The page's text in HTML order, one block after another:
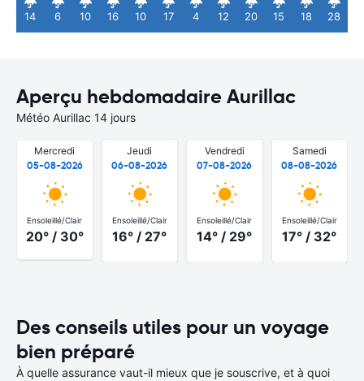
14 6 10 16 10 17 4 12 20 15 18 28
Aperçu hebdomadaire Aurillac
Météo Aurillac 14 jours
Mercredi
05-08-2026
Ensoleillé/Clair
20° / 30°
Jeudi
06-08-2026
Ensoleillé/Clair
16° / 27°
Vendredi
07-08-2026
Ensoleillé/Clair
14° / 29°
Samedi
08-08-2026
Ensoleillé/Clair
17° / 32°
Des conseils utiles pour un voyage
bien préparé
À quelle assurance vaut-il mieux que je souscrive, et à quoi